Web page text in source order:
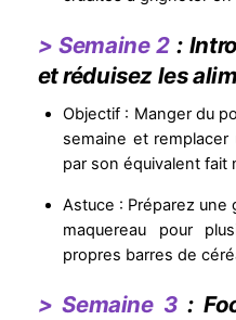
> Semaine 2 :
et réduisez les
Objectif : Manger du
semaine et
par son équivalent fait
Astuce : Préparez une
maquereau pour
propres barres de
> Semaine 3: